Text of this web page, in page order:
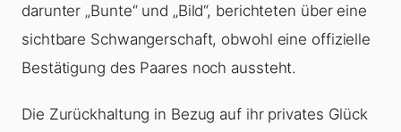
darunter „Bunte“ und „Bild“, berichteten über eine
sichtbare Schwangerschaft, obwohl eine offizielle
Bestätigung des Paares noch aussteht.
Die Zurückhaltung in Bezug auf ihr privates Glück